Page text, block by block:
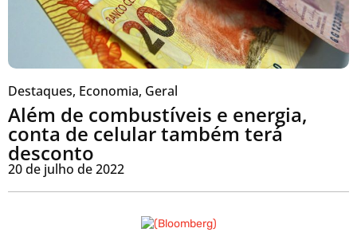
Destaques, Economia, Geral
Além de combustíveis e energia,
conta de celular também terá
desconto
20 de julho de 2022